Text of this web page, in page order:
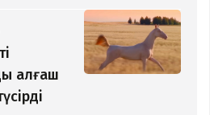
алғаш